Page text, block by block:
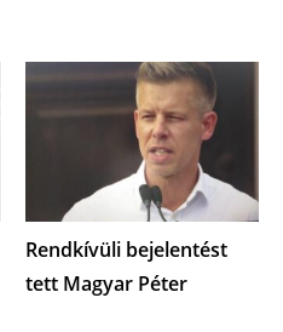
Rendkívüli bejelentést
tett Magyar Péter